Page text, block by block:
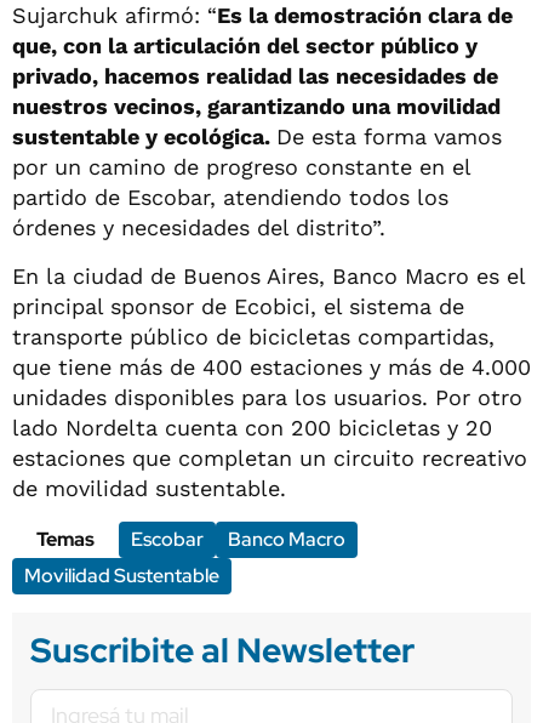
Sujarchuk afirmó: “Es la demostración clara de
que, con la articulación del sector público y
privado, hacemos realidad las necesidades de
nuestros vecinos, garantizando una movilidad
sustentable y ecológica. De esta forma vamos
por un camino de progreso constante en el
partido de Escobar, atendiendo todos los
órdenes y necesidades del distrito”.
En la ciudad de Buenos Aires, Banco Macro es el
principal sponsor de Ecobici, el sistema de
transporte público de bicicletas compartidas,
que tiene más de 400 estaciones y más de 4.000
unidades disponibles para los usuarios. Por otro
lado Nordelta cuenta con 200 bicicletas y 20
estaciones que completan un circuito recreativo
de movilidad sustentable.
Temas
Escobar
Banco Macro
Movilidad Sustentable
Suscribite al Newsletter